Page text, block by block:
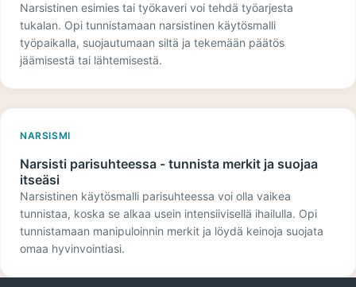
Narsistinen esimies tai työkaveri voi tehdä työarjesta
tukalan. Opi tunnistamaan narsistinen käytösmalli
työpaikalla, suojautumaan siltä ja tekemään päätös
jäämisestä tai lähtemisestä.
NARSISMI
Narsisti parisuhteessa - tunnista merkit ja suojaa
itseäsi
Narsistinen käytösmalli parisuhteessa voi olla vaikea
tunnistaa, koska se alkaa usein intensiivisellä ihailulla. Opi
tunnistamaan manipuloinnin merkit ja löydä keinoja suojata
omaa hyvinvointiasi.